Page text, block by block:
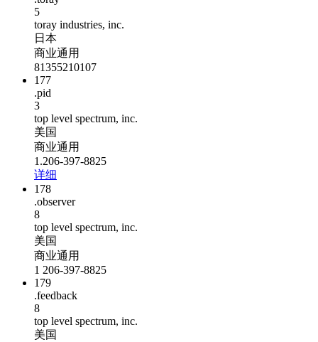
5
toray industries, inc.
日本
商业通用
81355210107
177
.pid
3
top level spectrum, inc.
美国
商业通用
1.206-397-8825
详细
178
.observer
8
top level spectrum, inc.
美国
商业通用
1 206-397-8825
179
.feedback
8
top level spectrum, inc.
美国